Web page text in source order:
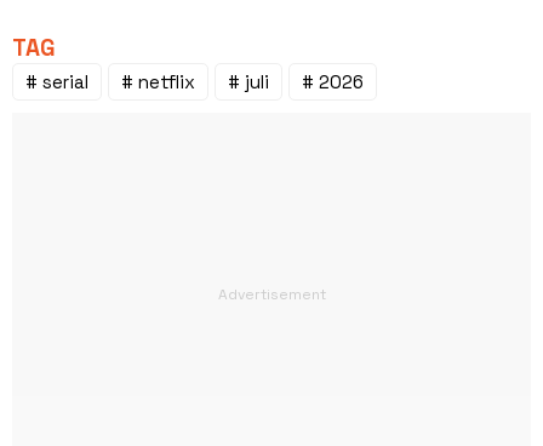
TAG
# serial # netflix # juli # 2026